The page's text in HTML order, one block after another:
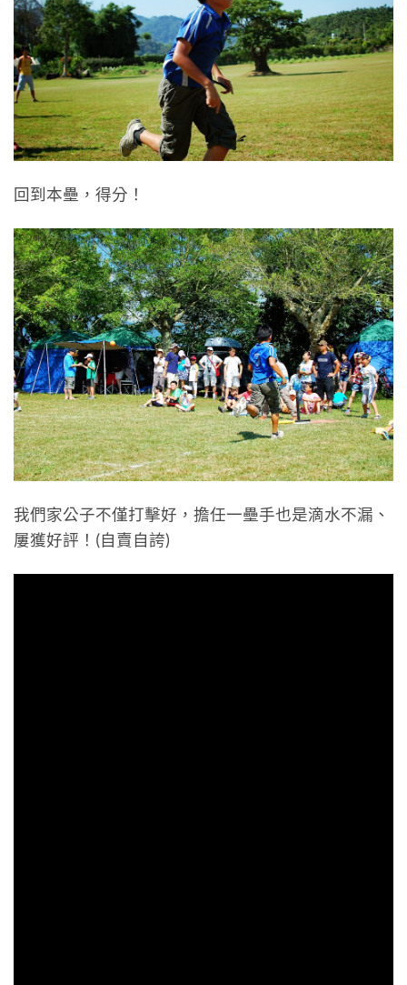
回到本壘，得分！
我們家公子不僅打擊好，擔任一壘手也是滴水不漏、
屢獲好評！(自賣自誇)